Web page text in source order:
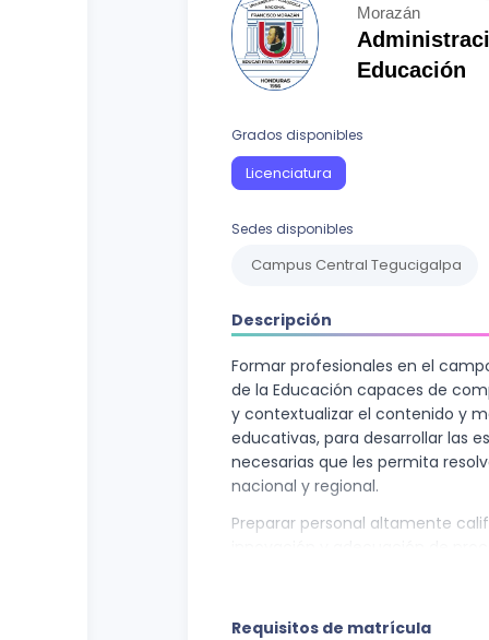
Ingenierías y Arquitectura
Morazán
Educación
Grados disponibles
Licenciatura
Sedes disponibles
Campus Central Tegucigalpa
Descripción
Formar profesionales en el
de la Educación capaces de
y contextualizar el contenido y
educativas, para desarrollar las
necesarias que les permita
nacional y regional.
Preparar personal altamente
conocimiento.
Requisitos de matrícula